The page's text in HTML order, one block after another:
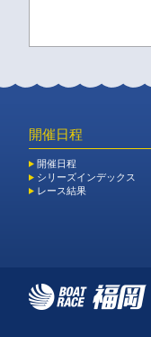
開催日程
開催日程
シリーズインデックス
レース結果